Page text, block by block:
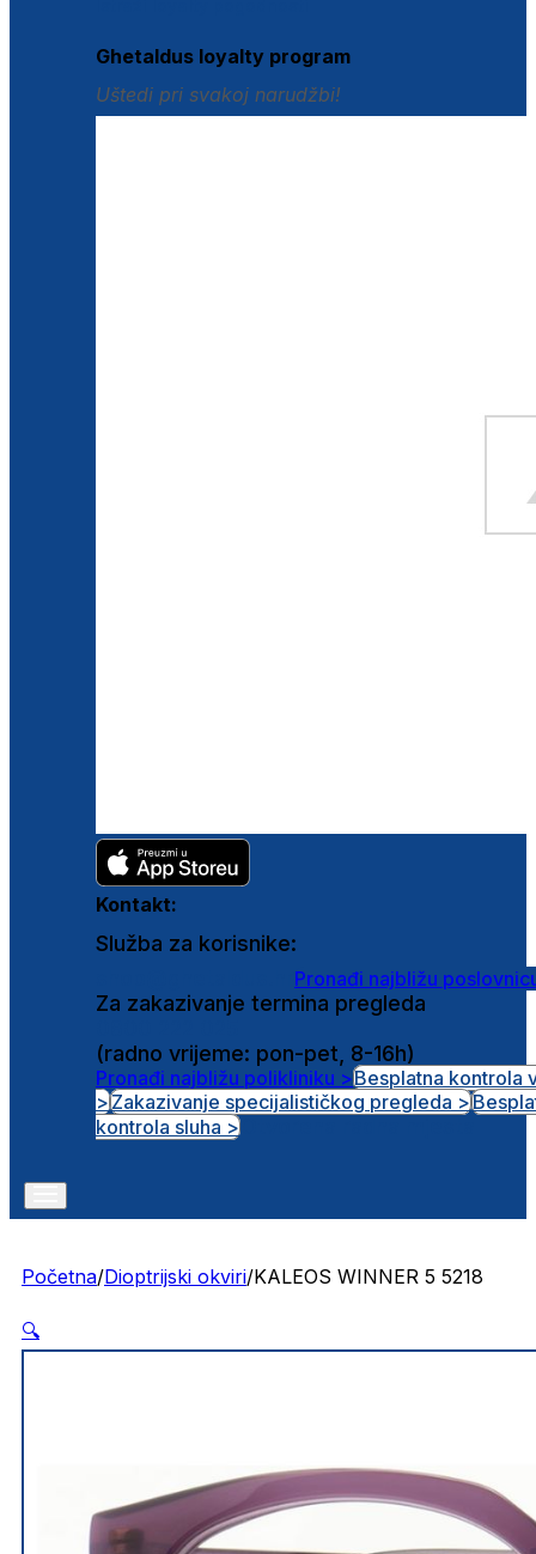
Ghetaldus loyalty program
Uštedi pri svakoj narudžbi!
Kontakt:
Služba za korisnike:
Pronađi najbližu
Za zakazivanje termina pregleda
(radno vrijeme: pon-pet, 8-16h)
Pronađi najbližu polikliniku >Besplatna kontrola
>Zakazivanje specijalističkog pregleda >
kontrola sluha >
Početna/Dioptrijski okviri/KALEOS WINNER 5 5218
🔍